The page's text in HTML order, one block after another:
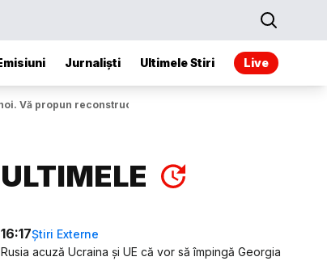
Jurnaliști Ultimele Stiri Live
Vă propun reconstrucția"
ULTIMELE
16:17Știri Externe
Rusia acuză Ucraina și UE că vor să împingă Georgia